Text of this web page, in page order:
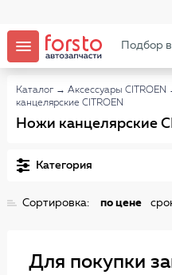
Подбор
Каталог → Аксессуары CITROEN
канцелярские CITROEN
Ножи канцелярские
Категория
Сортировка: по цене
Для покупки